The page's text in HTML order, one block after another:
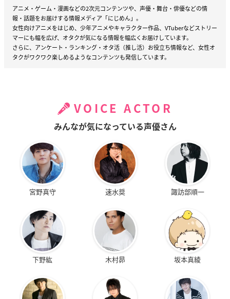
アニメ・ゲーム・漫画などの2次元コンテンツや、声優・舞台・俳優などの情
報・話題をお届けする情報メディア「にじめん」。
女性向けアニメをはじめ、少年アニメやキャラクター作品、VTuberなどストリー
マーにも幅を広げ、オタクが気になる情報を幅広くお届けしています。
さらに、アンケート・ランキング・オタ活（推し活）お役立ち情報など、女性オ
タクがワクワク楽しめるようなコンテンツも発信しています。
VOICE ACTOR
みんなが気になっている声優さん
宮野真守 速水奨 諏訪部順一
下野紘 木村昴 坂本真綾